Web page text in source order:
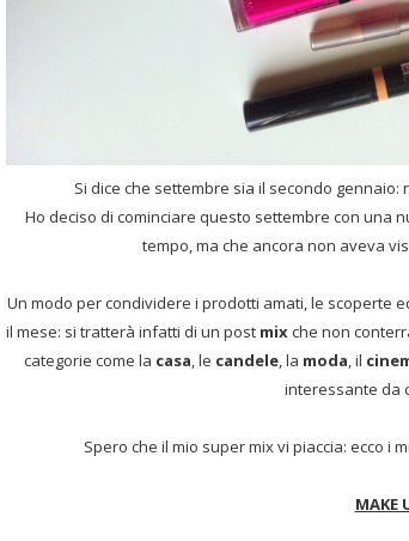
Si dice che settembre sia il secondo
Ho deciso di cominciare questo settembre con una
tempo, ma che ancora non aveva
Un modo per condividere i prodotti amati, le scoperte
il mese: si tratterà infatti di un post mixche non
categorie come la casa, le candele, la moda, il
interessante da
Spero che il mio super mix vi piaccia: ecco i
MAKE